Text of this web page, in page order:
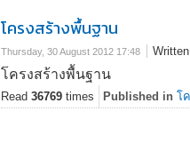
โครงสร้างพื้นฐาน
Thursday, 30 August 2012 17:48
โครงสร้างพื้นฐาน
Read 36769 times Published in โ